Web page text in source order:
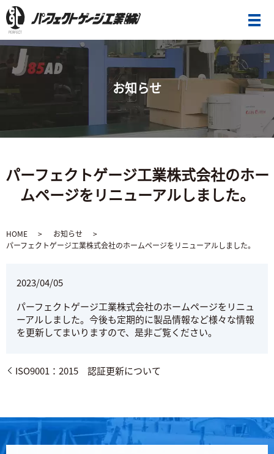
メ
お知らせ
パーフェクトゲージ工業株式会社のホー
ムページをリニューアルしました。
HOME
お知らせ
パーフェクトゲージ工業株式会社のホームページをリニューアルしました。
2023/04/05
パーフェクトゲージ工業株式会社のホームページをリニュ
ーアルしました。今後も定期的に製品情報など様々な情報
を更新してまいりますので、是非ご覧ください。
ISO9001：2015 認証更新について